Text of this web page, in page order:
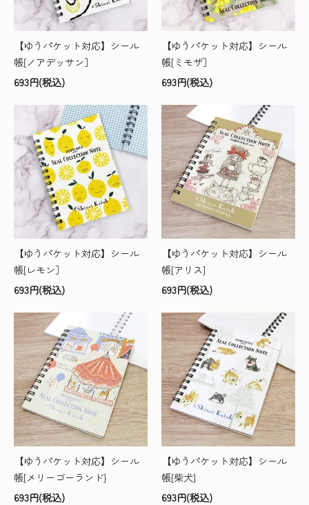
【ゆうパケット対応】シール
帳[ノアデッサン］
693円(税込)
【ゆうパケット対応】シール
帳[ミモザ］
693円(税込)
【ゆうパケット対応】シール
帳[レモン］
693円(税込)
【ゆうパケット対応】シール
帳[アリス]
693円(税込)
【ゆうパケット対応】シール
帳[メリーゴーランド]
693円(税込)
【ゆうパケット対応】シール
帳[柴犬]
693円(税込)